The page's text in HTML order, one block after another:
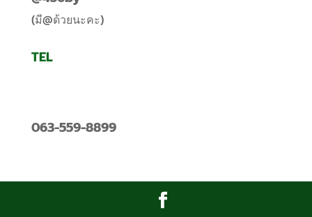
(มี@ด้วยนะคะ)
TEL
063-559-8899